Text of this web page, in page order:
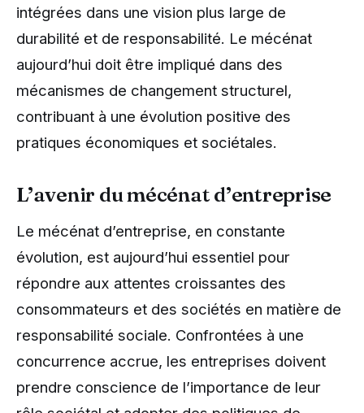
intégrées dans une vision plus large de
durabilité et de responsabilité. Le mécénat
aujourd’hui doit être impliqué dans des
mécanismes de changement structurel,
contribuant à une évolution positive des
pratiques économiques et sociétales.
L’avenir du mécénat d’entreprise
Le mécénat d’entreprise, en constante
évolution, est aujourd’hui essentiel pour
répondre aux attentes croissantes des
consommateurs et des sociétés en matière de
responsabilité sociale. Confrontées à une
concurrence accrue, les entreprises doivent
prendre conscience de l’importance de leur